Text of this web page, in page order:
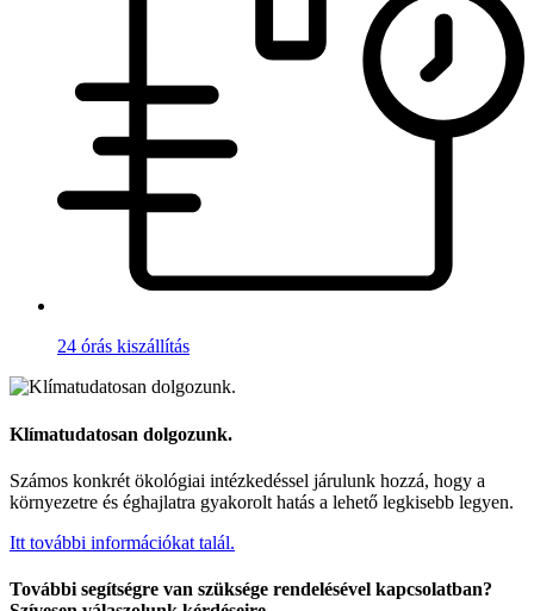
24 órás kiszállítás
Klímatudatosan dolgozunk.
Számos konkrét ökológiai intézkedéssel járulunk hozzá, hogy a
környezetre és éghajlatra gyakorolt hatás a lehető legkisebb legyen.
Itt további információkat talál.
További segítségre van szüksége rendelésével kapcsolatban?